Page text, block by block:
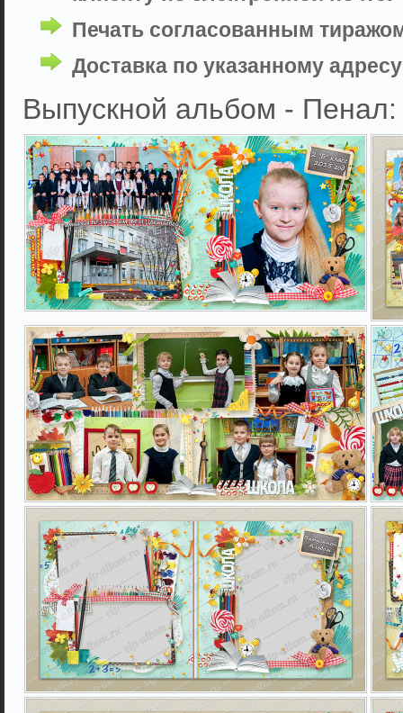
Печать согласованным
Доставка по указанному
Выпускной альбом - Пенал: